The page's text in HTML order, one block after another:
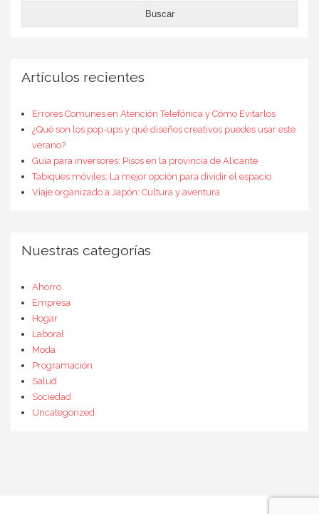
Artículos recientes
Errores Comunes en Atención Telefónica y Cómo Evitarlos
¿Qué son los pop-ups y qué diseños creativos puedes usar este
verano?
Guía para inversores: Pisos en la provincia de Alicante
Tabiques móviles: La mejor opción para dividir el espacio
Viaje organizado a Japón: Cultura y aventura
Nuestras categorías
Ahorro
Empresa
Hogar
Laboral
Moda
Programación
Salud
Sociedad
Uncategorized